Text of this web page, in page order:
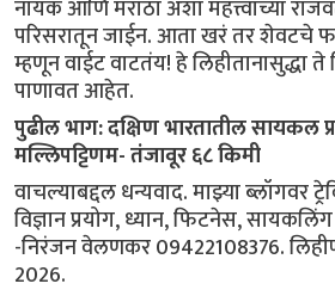
नायक आणि मराठा अशा महत्त्वाच्या
परिसरातून जाईन. आता खरं तर शेवटचे
म्हणून वाईट वाटतंय! हे लिहीतानासुद्धा
पाणावत आहेत.
पुढील भाग: दक्षिण भारतातील सायकल
मल्लिपट्टिणम- तंजावूर ६८ किमी
वाचल्याबद्दल धन्यवाद. माझ्या ब्लॉगवर
विज्ञान प्रयोग, ध्यान, फिटनेस,
-निरंजन वेलणकर 09422108376.
2026.